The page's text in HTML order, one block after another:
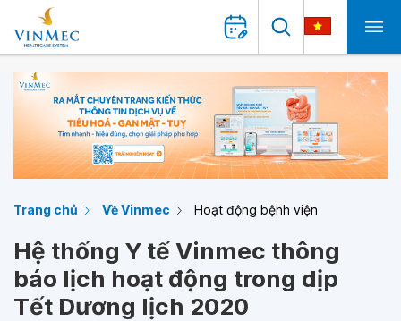
Trang chủ Về Vinmec Hoạt động bệnh viện
Hệ thống Y tế Vinmec thông
báo lịch hoạt động trong dịp
Tết Dương lịch 2020